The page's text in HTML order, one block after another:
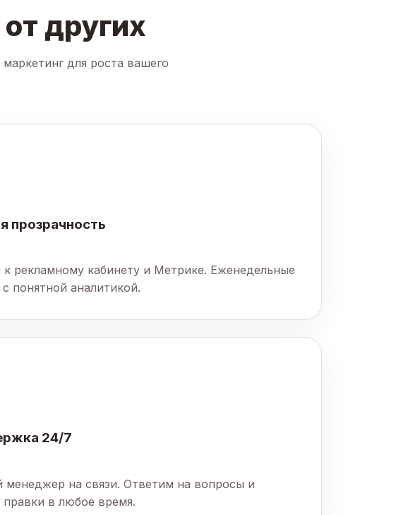
других
для роста вашего
прозрачность
к рекламному кабинету и Метрике. Еженедельные
понятной аналитикой.
24/7
менеджер на связи. Ответим на вопросы и
правки в любое время.